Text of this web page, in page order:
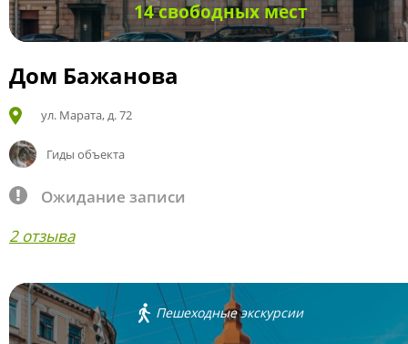
14 свободных мест
Дом Бажанова
ул. Марата, д. 72
Гиды объекта
Ожидание записи
2 отзыва
Пешеходные экскурсии